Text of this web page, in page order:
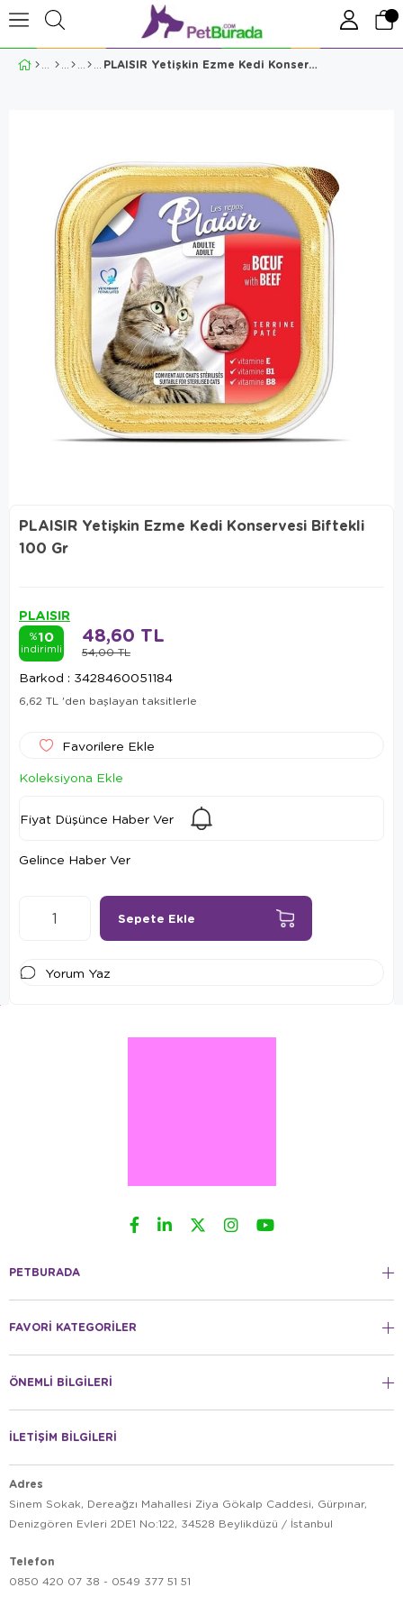
PLAISIR Yetişkin Ezme Kedi Konservesi Biftekli 100 Gr
PLAISIR Yetişkin Ezme Kedi Konservesi Biftekli
100 Gr
PLAISIR
%10
indirimli 54,00 TL
48,60 TL
Barkod : 3428460051184
6,62 TL 'den başlayan taksitlerle
Favorilere Ekle
Koleksiyona Ekle
Fiyat Düşünce Haber Ver
Gelince Haber Ver
Yorum Yaz
PETBURADA
FAVORİ KATEGORİLER
ÖNEMLİ BİLGİLERİ
İLETİŞİM BİLGİLERİ
Adres
Sinem Sokak, Dereağzı Mahallesi Ziya Gökalp Caddesi, Gürpınar,
Denizgören Evleri 2DE1 No:122, 34528 Beylikdüzü / İstanbul
Telefon
0850 420 07 38 - 0549 377 51 51